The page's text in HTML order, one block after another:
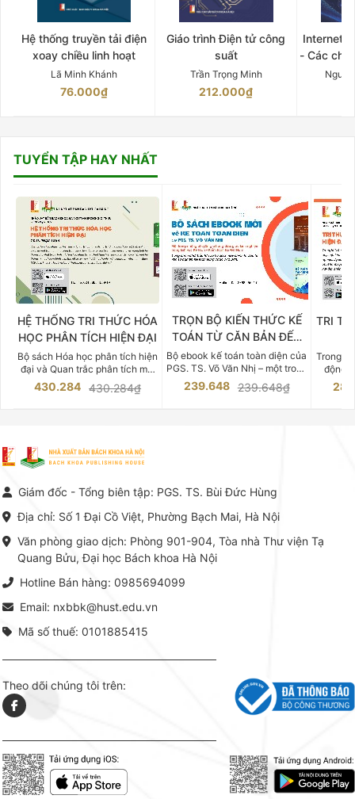
Hệ thống truyền tải điện
xoay chiều linh hoạt
Lã Minh Khánh
76.000₫
Giáo trình Điện tử công
suất
Trần Trọng Minh
212.000₫
Internet
- Các
TUYỂN TẬP HAY NHẤT
HỆ THỐNG TRI THỨC HÓA
HỌC PHÂN TÍCH HIỆN ĐẠI
Bộ sách Hóa học phân tích hiện
đại và Quan trắc phân tích môi
trường của Cố Giáo sư, Tiến sĩ
Phạm Luận là một trong những
vực Hóa học phân tích tại Việt
Nam hiện nay. Bộ sách mang
đến một hệ thống tri thức hoàn
thuật thực hành -> Ứng dụng
chuyên ngành, được NXB Bách
khoa Hà Nội ấn hành cả hai
phiên bản sách giấy và điện tử.
430.284 430.284₫
TRỌN BỘ KIẾN THỨC KẾ
TOÁN TỪ CĂN BẢN ĐẾN
CHUYÊN SÂU
Bộ ebook kế toán toàn diện của
PGS. TS. Võ Văn Nhị – một trong
những chuyên gia hàng đầu,
giàu kinh nghiệm trong lĩnh vực
239.648 239.648₫
TRI
Trong
động
việc
tế và
tín trong
lý. Các
Giám đốc - Tổng biên tập: PGS. TS. Bùi Đức Hùng
Địa chỉ: Số 1 Đại Cồ Việt, Phường Bạch Mai, Hà Nội
Văn phòng giao dịch: Phòng 901-904, Tòa nhà Thư viện Tạ
Quang Bửu, Đại học Bách khoa Hà Nội
Hotline Bán hàng: 0985694099
Email: nxbbk@hust.edu.vn
Mã số thuế: 0101885415
Theo dõi chúng tôi trên: